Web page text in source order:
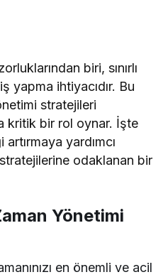
biri, sınırlı
yapma ihtiyacıdır. Bu
stratejileri
kritik bir rol oynar. İşte
yardımcı
odaklanan bir
Yönetimi
en önemli ve acil